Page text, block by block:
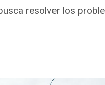
resolver los